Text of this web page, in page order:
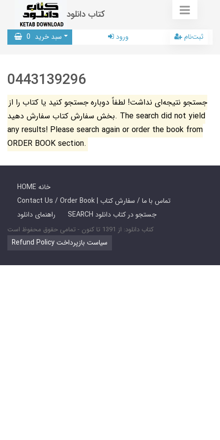
کتاب دانلود
سبد خرید 0 ورود ثبت‌نام
0443139296
جستجو نتیجه‌ای نداشت! لطفاً دوباره جستجو کنید یا کتاب را از
بخش سفارش کتاب سفارش دهید. The search did not yield
any results! Please search again or order the book from
ORDER BOOK section.
HOME خانه
Contact Us / Order Book | تماس با ما / سفارش کتاب
راهنمای دانلود
SEARCH جستجو در کتاب دانلود
کتاب دانلود: از 1391 تا کنون - تمامی حقوق محفوظ است
Refund Policy سیاست بازپرداخت